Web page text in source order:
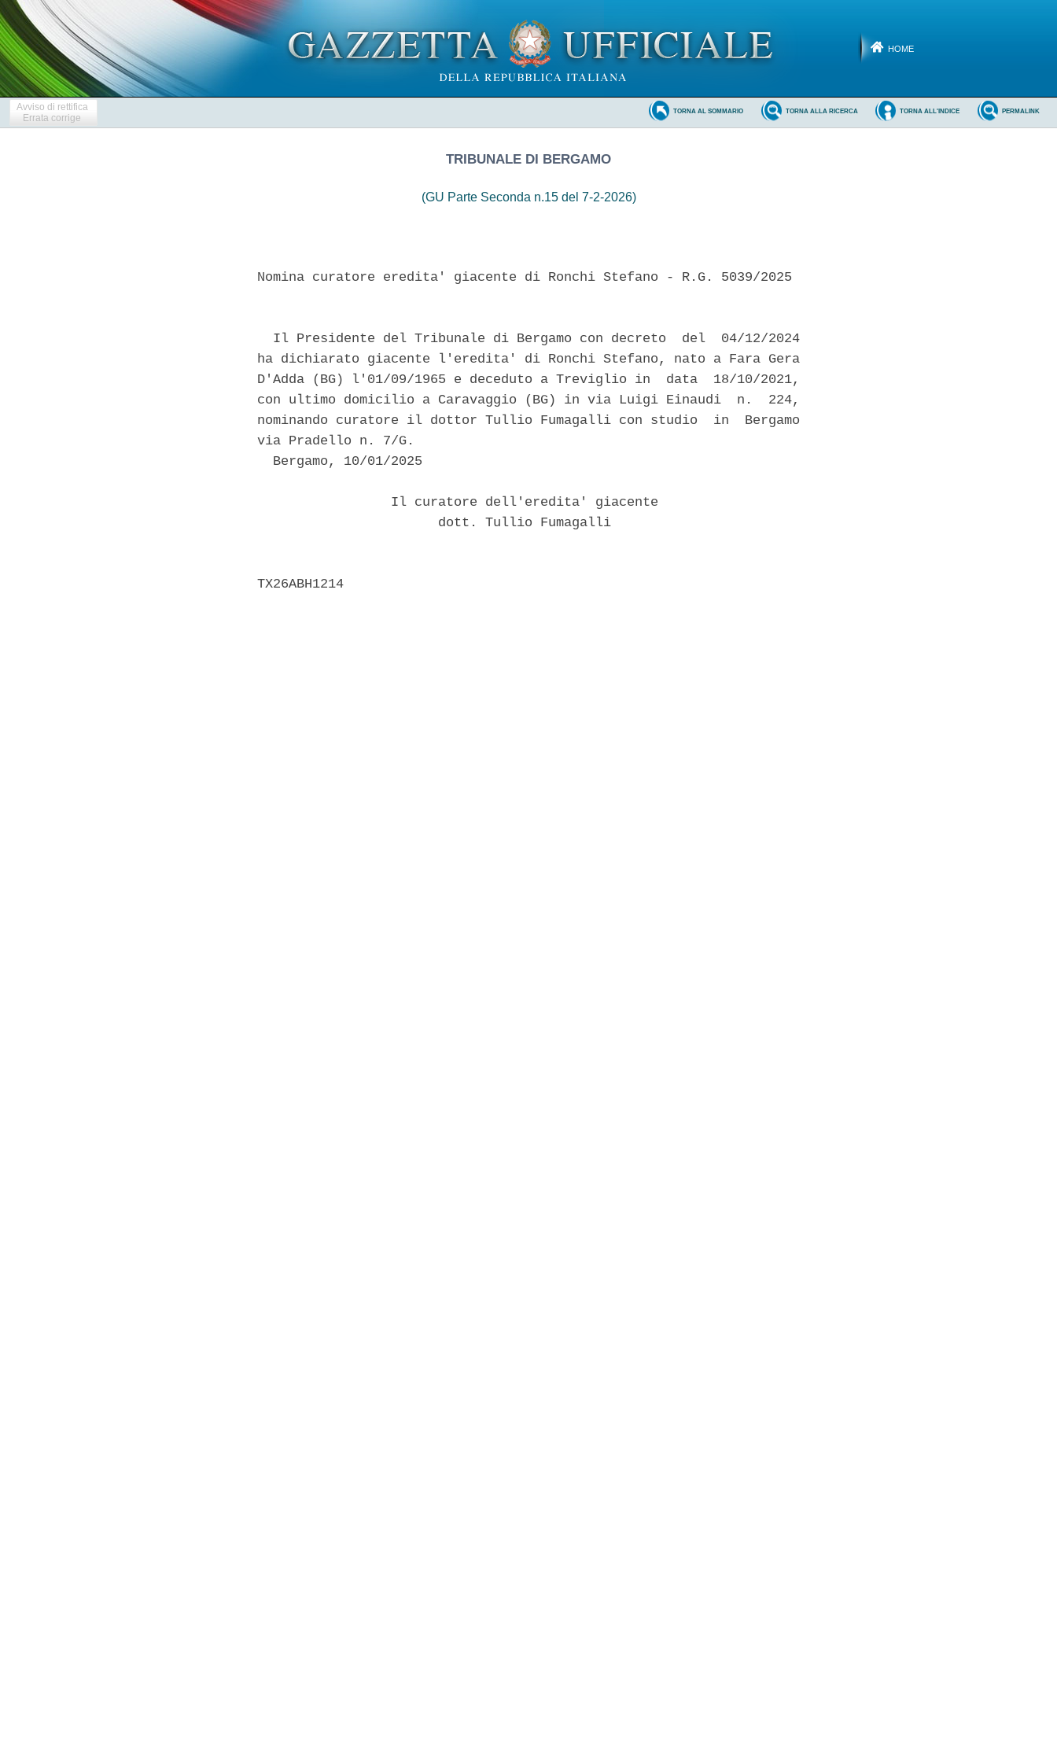
HOME
Avviso di rettifica
Errata corrige
PERMALINK
TORNA ALL'INDICE
TORNA ALLA RICERCA
TORNA AL SOMMARIO
TRIBUNALE DI BERGAMO
(GU Parte Seconda n.15 del 7-2-2026)
Nomina curatore eredita' giacente di Ronchi Stefano - R.G. 5039/2025
  Il Presidente del Tribunale di Bergamo con decreto  del  04/12/2024
ha dichiarato giacente l'eredita' di Ronchi Stefano, nato a Fara Gera
D'Adda (BG) l'01/09/1965 e deceduto a Treviglio in  data  18/10/2021,
con ultimo domicilio a Caravaggio (BG) in via Luigi Einaudi  n.  224,
nominando curatore il dottor Tullio Fumagalli con studio  in  Bergamo
via Pradello n. 7/G.
  Bergamo, 10/01/2025
                 Il curatore dell'eredita' giacente
                       dott. Tullio Fumagalli